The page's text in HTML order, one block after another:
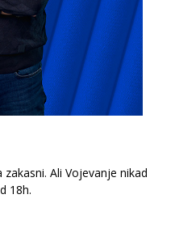
Ali Vojevanje nikad
18h.